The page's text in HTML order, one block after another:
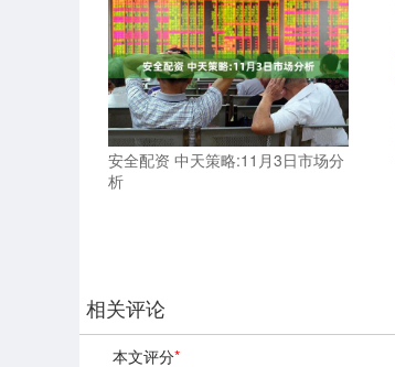
安全配资 中天策略:11月3日市场分
析
相关评论
本文评分*